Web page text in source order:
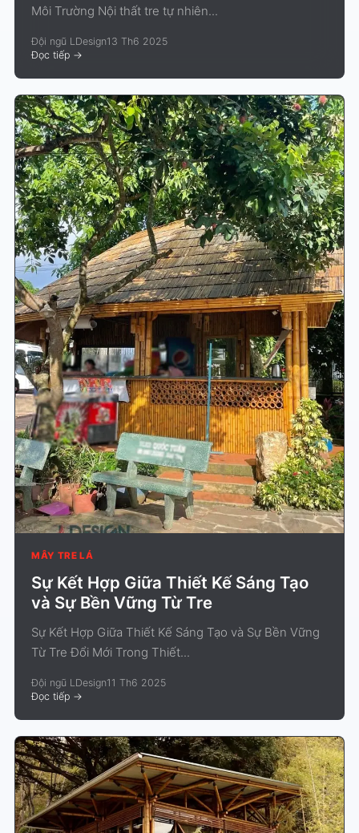
Môi Trường Nội thất tre tự nhiên...
Đội ngũ LDesign13 Th6 2025
Đọc tiếp ->
MÂY TRE LÁ
Sự Kết Hợp Giữa Thiết Kế Sáng Tạo
và Sự Bền Vững Từ Tre
Sự Kết Hợp Giữa Thiết Kế Sáng Tạo và Sự Bền Vững
Từ Tre Đổi Mới Trong Thiết...
Đội ngũ LDesign11 Th6 2025
Đọc tiếp ->